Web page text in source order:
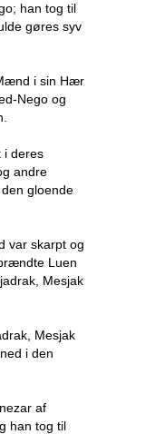
han tog til
gøres syv
i sin Hær
Nego og
i deres
andre
gloende
var skarpt og
Luen
Mesjak
Mesjak
i den
af
han tog til